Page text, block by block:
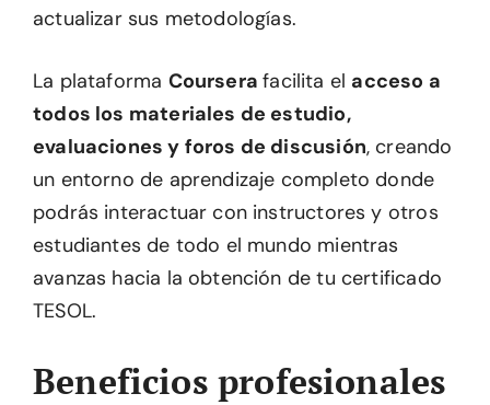
actualizar sus metodologías.
La plataforma Courserafacilita el acceso a
todos los materiales de estudio,
evaluaciones y foros de discusión, creando
un entorno de aprendizaje completo donde
podrás interactuar con instructores y otros
estudiantes de todo el mundo mientras
avanzas hacia la obtención de tu certificado
TESOL.
Beneficios profesionales